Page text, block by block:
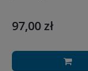
97,00 zł